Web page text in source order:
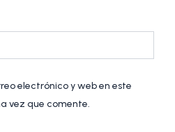
electrónico y web en este
vez que comente.